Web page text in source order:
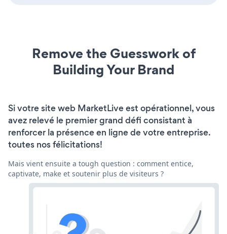
Remove the Guesswork of
Building Your Brand
Si votre site web MarketLive est opérationnel, vous
avez relevé le premier grand défi consistant à
renforcer la présence en ligne de votre entreprise.
toutes nos félicitations!
Mais vient ensuite a tough question : comment entice,
captivate, make et soutenir plus de visiteurs ?